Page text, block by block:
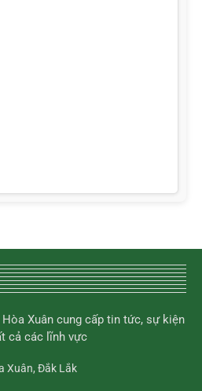
Xuân cung cấp tin tức, sự kiện
cả các lĩnh vực
Xuân, Đắk Lắk